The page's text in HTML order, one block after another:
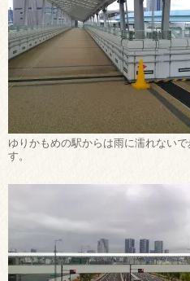
ゆりかもめの駅からは雨に濡れない
す。